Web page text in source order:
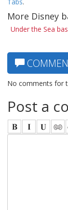
More Disney
Under the Sea
No comments for
Post a